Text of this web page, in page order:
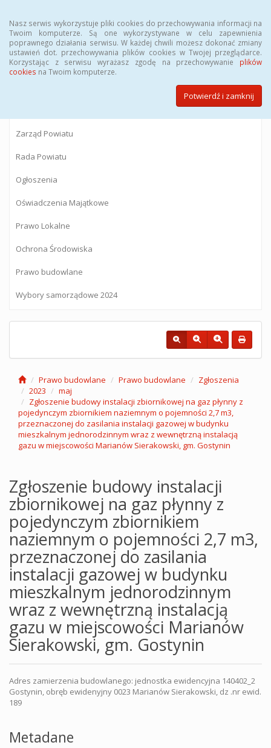
Nasz serwis wykorzystuje pliki cookies do przechowywania informacji na
Twoim komputerze. Są one wykorzystywane w celu zapewnienia
poprawnego działania serwisu. W każdej chwili możesz dokonać zmiany
ustawień dot. przechowywania plików cookies w Twojej przeglądarce.
Korzystając z serwisu wyrażasz zgodę na przechowywanie plików
cookies na Twoim komputerze.
Potwierdź i zamknij
BIULETYN INFORMACJI PUBLICZNEJ
Starostwa Powiatowego w Gostyninie
Zarząd Powiatu
Rada Powiatu
Ogłoszenia
Oświadczenia Majątkowe
Prawo Lokalne
Ochrona Środowiska
Prawo budowlane
Wybory samorządowe 2024
Prawo budowlane Prawo budowlane
Zgłoszenia
2023
maj
Zgłoszenie budowy instalacji zbiornikowej na gaz płynny z
pojedynczym zbiornikiem naziemnym o pojemności 2,7 m3,
przeznaczonej do zasilania instalacji gazowej w budynku
mieszkalnym jednorodzinnym wraz z wewnętrzną instalacją
gazu w miejscowości Marianów Sierakowski, gm. Gostynin
Zgłoszenie budowy instalacji
zbiornikowej na gaz płynny z
pojedynczym zbiornikiem
naziemnym o pojemności 2,7 m3,
przeznaczonej do zasilania
instalacji gazowej w budynku
mieszkalnym jednorodzinnym
wraz z wewnętrzną instalacją
gazu w miejscowości Marianów
Sierakowski, gm. Gostynin
Adres zamierzenia budowlanego: jednostka ewidencyjna 140402_2
Gostynin, obręb ewidenyjny 0023 Marianów Sierakowski, dz .nr ewid.
189
Metadane